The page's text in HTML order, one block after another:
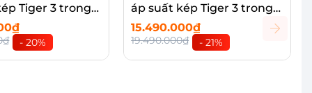
Tiger 3 trong 1
1.8Lít - Made in
- 20%
áp suất kép Tiger 3 trong 1
JPT-H10S 1.0 Lít - Made in
Japan
15.490.000₫
19.490.000₫ - 21%